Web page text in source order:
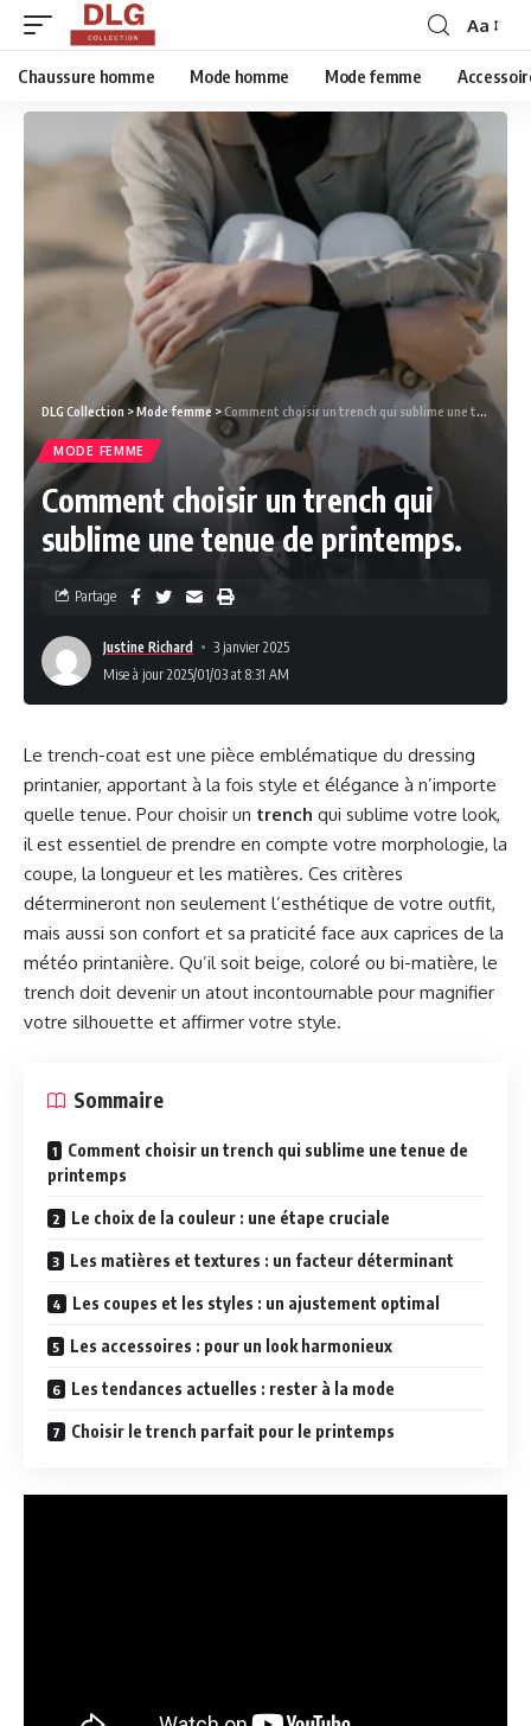
Aa
Chaussure homme Mode homme Mode femme
DLG Collection >Mode femme >Comment choisir un trench qui sublime une tenue de printemps.
MODE FEMME
Comment choisir un trench qui
sublime une tenue de printemps.
Justine Richard
3 janvier 2025
Mise à jour 2025/01/03 at 8:31 AM
Partage
Le trench-coat est une pièce emblématique du dressing
printanier, apportant à la fois style et élégance à n’importe
quelle tenue. Pour choisir un trench qui sublime votre look,
il est essentiel de prendre en compte votre morphologie, la
coupe, la longueur et les matières. Ces critères
détermineront non seulement l’esthétique de votre outfit,
mais aussi son confort et sa praticité face aux caprices de la
météo printanière. Qu’il soit beige, coloré ou bi-matière, le
trench doit devenir un atout incontournable pour magnifier
votre silhouette et affirmer votre style.
Sommaire
Comment choisir un trench qui sublime une tenue de
printemps
Le choix de la couleur : une étape cruciale
Les matières et textures : un facteur déterminant
Les coupes et les styles : un ajustement optimal
Les accessoires : pour un look harmonieux
Les tendances actuelles : rester à la mode
Choisir le trench parfait pour le printemps